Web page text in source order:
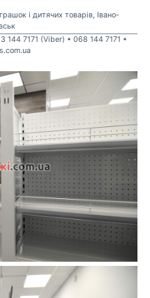
і дитячих товарів, Івано-
144 7171 (Viber) • 068 144 7171 •